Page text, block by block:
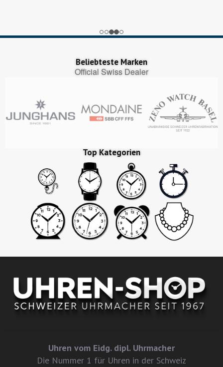
Beliebteste Marken
Official Swiss Dealer
Top Kategorien
Uhren vom Eidg. dipl. Uhrmacher
Die Nummer 1 für Uhren in der Schweiz